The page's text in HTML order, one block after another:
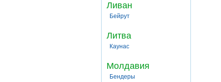
Ливан
Бейрут
Литва
Каунас
Молдавия
Бендеры